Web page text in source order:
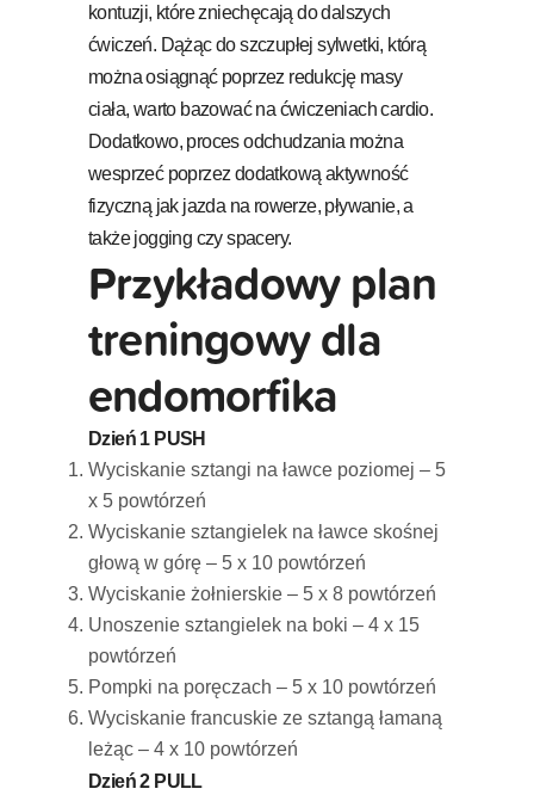
kontuzji, które zniechęcają do dalszych
ćwiczeń. Dążąc do szczupłej sylwetki, którą
można osiągnąć poprzez redukcję masy
ciała, warto bazować na ćwiczeniach cardio.
Dodatkowo, proces odchudzania można
wesprzeć poprzez dodatkową aktywność
fizyczną jak jazda na rowerze, pływanie, a
także jogging czy spacery.
Przykładowy plan
treningowy dla
endomorfika
Dzień 1 PUSH
Wyciskanie sztangi na ławce poziomej – 5
x 5 powtórzeń
Wyciskanie sztangielek na ławce skośnej
głową w górę – 5 x 10 powtórzeń
Wyciskanie żołnierskie – 5 x 8 powtórzeń
Unoszenie sztangielek na boki – 4 x 15
powtórzeń
Pompki na poręczach – 5 x 10 powtórzeń
Wyciskanie francuskie ze sztangą łamaną
leżąc – 4 x 10 powtórzeń
Dzień 2 PULL